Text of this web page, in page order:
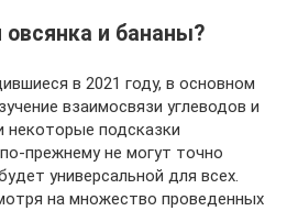
овсянка и бананы?
в 2021 году, в основном
взаимосвязи углеводов и
некоторые подсказки
прежнему не могут точно
универсальной для всех.
на множество проведенных